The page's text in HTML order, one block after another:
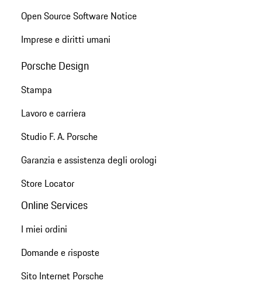
Open Source Software Notice
Imprese e diritti umani
Porsche Design
Stampa
Lavoro e carriera
Studio F. A. Porsche
Garanzia e assistenza degli orologi
Store Locator
Online Services
I miei ordini
Domande e risposte
Sito Internet Porsche